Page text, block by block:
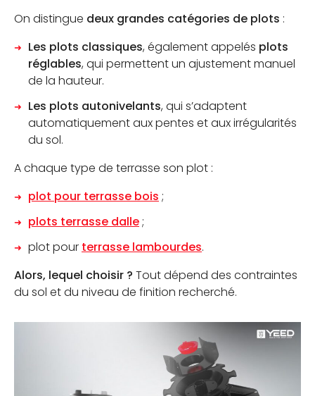
On distingue deux grandes catégories de plots :
Les plots classiques, également appelés plots
réglables, qui permettent un ajustement manuel
de la hauteur.
Les plots autonivelants, qui s’adaptent
automatiquement aux pentes et aux irrégularités
du sol.
A chaque type de terrasse son plot :
plot pour terrasse bois ;
plots terrasse dalle;
plot pour terrasse lambourdes.
Alors, lequel choisir ? Tout dépend des contraintes
du sol et du niveau de finition recherché.